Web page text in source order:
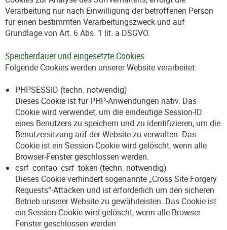
Verarbeitung nur nach Einwilligung der betroffenen Person
für einen bestimmten Verarbeitungszweck und auf
Grundlage von Art. 6 Abs. 1 lit. a DSGVO.
Speicherdauer und eingesetzte Cookies
Folgende Cookies werden unserer Website verarbeitet:
PHPSESSID (techn. notwendig)
Dieses Cookie ist für PHP-Anwendungen nativ. Das
Cookie wird verwendet, um die eindeutige Session-ID
eines Benutzers zu speichern und zu identifizieren, um die
Benutzersitzung auf der Website zu verwalten. Das
Cookie ist ein Session-Cookie wird gelöscht, wenn alle
Browser-Fenster geschlossen werden.
csrf_contao_csrf_token (techn. notwendig)
Dieses Cookie verhindert sogenannte „Cross Site Forgery
Requests“-Attacken und ist erforderlich um den sicheren
Betrieb unserer Website zu gewährleisten. Das Cookie ist
ein Session-Cookie wird gelöscht, wenn alle Browser-
Fenster geschlossen werden